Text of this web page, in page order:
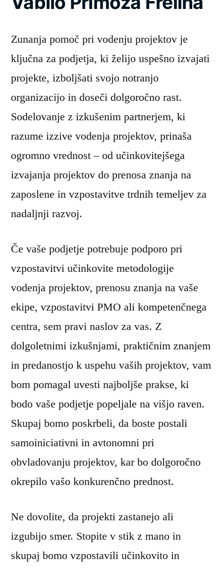
Zunanja pomoč pri vodenju projektov je
ključna za podjetja, ki želijo uspešno izvajati
projekte, izboljšati svojo notranjo
organizacijo in doseči dolgoročno rast.
Sodelovanje z izkušenim partnerjem, ki
razume izzive vodenja projektov, prinaša
ogromno vrednost – od učinkovitejšega
izvajanja projektov do prenosa znanja na
zaposlene in vzpostavitve trdnih temeljev za
nadaljnji razvoj.
Če vaše podjetje potrebuje podporo pri
vzpostavitvi učinkovite metodologije
vodenja projektov, prenosu znanja na vaše
ekipe, vzpostavitvi PMO ali kompetenčnega
centra, sem pravi naslov za vas. Z
dolgoletnimi izkušnjami, praktičnim znanjem
in predanostjo k uspehu vaših projektov, vam
bom pomagal uvesti najboljše prakse, ki
bodo vaše podjetje popeljale na višjo raven.
Skupaj bomo poskrbeli, da boste postali
samoiniciativni in avtonomni pri
obvladovanju projektov, kar bo dolgoročno
okrepilo vašo konkurenčno prednost.
Ne dovolite, da projekti zastanejo ali
izgubijo smer. Stopite v stik z mano in
skupaj bomo vzpostavili učinkovito in